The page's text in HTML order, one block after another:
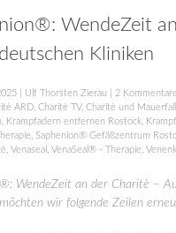
WendeZeit
Kliniken
Ulf Thorsten Zierau 2 Kommentare
ARD Charitè TV, Charitè und Mauerfall
Krampfadern entfernen Rostock
Saphenion® Gefäßzentrum
Venaseal VenaSeal® - Therapie
WendeZeit an der Charitè –
wir folgende Zeilen